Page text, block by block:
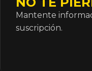
Mantente
suscripción.